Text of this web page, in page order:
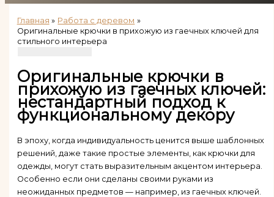
Главная
Работа с деревом
Оригинальные крючки в прихожую из гаечных ключей для
стильного интерьера
Оригинальные крючки в
прихожую из гаечных ключей:
нестандартный подход к
функциональному декору
В эпоху, когда индивидуальность ценится выше шаблонных
решений, даже такие простые элементы, как крючки для
одежды, могут стать выразительным акцентом интерьера.
Особенно если они сделаны своими руками из
неожиданных предметов — например, из гаечных ключей.